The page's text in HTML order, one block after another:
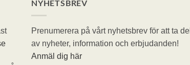
NYHETSBREV
Prenumerera på vårt nyhetsbrev för att ta del
av nyheter, information och erbjudanden!
Anmäl dig här